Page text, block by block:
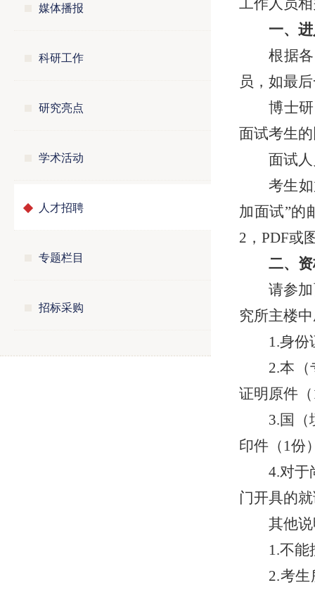
媒体播报
科研工作
研究亮点
学术活动
人才招聘
专题栏目
招标采购
工作人员
一、
根据
员，如最
博士
面试考生
面试
考生
加面试”的
2，PDF或
二、
请参
究所主楼
1.身份
2.本
证明原件
3.国（
印件（1份
4.对于
门开具的
其他
1.不
2.考